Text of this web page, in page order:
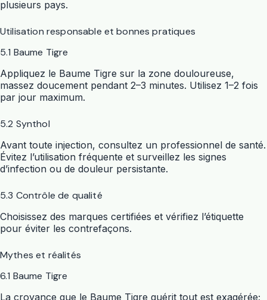
plusieurs pays.
Utilisation responsable et bonnes pratiques
5.1 Baume Tigre
Appliquez le Baume Tigre sur la zone douloureuse,
massez doucement pendant 2–3 minutes. Utilisez 1–2 fois
par jour maximum.
5.2 Synthol
Avant toute injection, consultez un professionnel de santé.
Évitez l’utilisation fréquente et surveillez les signes
d’infection ou de douleur persistante.
5.3 Contrôle de qualité
Choisissez des marques certifiées et vérifiez l’étiquette
pour éviter les contrefaçons.
Mythes et réalités
6.1 Baume Tigre
La croyance que le Baume Tigre guérit tout est exagérée;